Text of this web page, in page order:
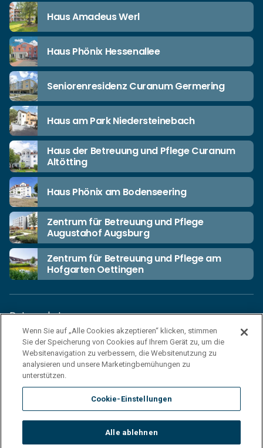
Haus Amadeus Werl
Haus Phönix Hessenallee
Seniorenresidenz Curanum Germering
Haus am Park Niedersteinebach
Haus der Betreuung und Pflege Curanum
Altötting
Haus Phönix am Bodenseering
Zentrum für Betreuung und Pflege
Augustahof Augsburg
Zentrum für Betreuung und Pflege am
Hofgarten Oettingen
Datenschutz
Unsere Netiquette
Einkaufsbedingungen
Haftungsausschluss
Impressum
Cookies
Wenn Sie auf „Alle Cookies akzeptieren“ klicken, stimmen
Sie der Speicherung von Cookies auf Ihrem Gerät zu, um die
Websitenavigation zu verbessern, die Websitenutzung zu
analysieren und unsere Marketingbemühungen zu
unterstützen.
Cookie-Einstellungen
Alle ablehnen